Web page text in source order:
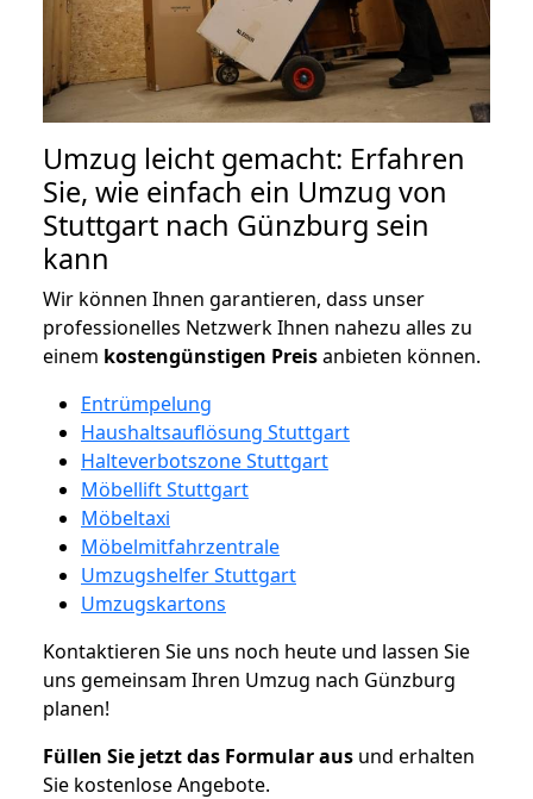
Umzug leicht gemacht: Erfahren
Sie, wie einfach ein Umzug von
Stuttgart nach Günzburg sein
kann
Wir können Ihnen garantieren, dass unser
professionelles Netzwerk Ihnen nahezu alles zu
einem kostengünstigen Preisanbieten können.
Entrümpelung
Haushaltsauflösung Stuttgart
Halteverbotszone Stuttgart
Möbellift Stuttgart
Möbeltaxi
Möbelmitfahrzentrale
Umzugshelfer Stuttgart
Umzugskartons
Kontaktieren Sie uns noch heute und lassen Sie
uns gemeinsam Ihren Umzug nach Günzburg
planen!
Füllen Sie jetzt das Formular aus und erhalten
Sie kostenlose Angebote.